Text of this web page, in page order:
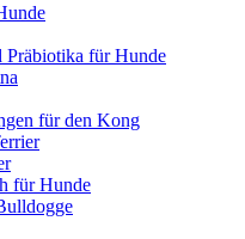
Präbiotika für Hunde
für den Kong
für Hunde